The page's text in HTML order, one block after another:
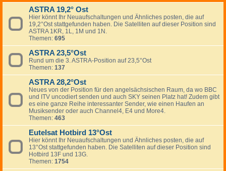
h
ASTRA 19,2° Ost
Hier könnt Ihr Neuaufschaltungen und Ähnliches posten, die auf
19,2°Ost stattgefunden haben. Die Satelliten auf dieser Position sind
ASTRA 1KR, 1L, 1M und 1N.
Themen: 695
ASTRA 23,5°Ost
Rund um die 3. ASTRA-Position auf 23,5°Ost
Themen: 137
ASTRA 28,2°Ost
Neues von der Position für den angelsächsischen Raum, da wo BBC
und ITV uncodiert senden und auch SKY seinen Platz hat! Zudem gibt
es eine ganze Reihe interessanter Sender, wie einen Haufen an
Musiksender oder auch Channel4, E4 und More4.
Themen: 463
Eutelsat Hotbird 13°Ost
Hier könnt Ihr Neuaufschaltungen und Ähnliches posten, die auf
13°Ost stattgefunden haben. Die Satelliten auf dieser Position sind
Hotbird 13F und 13G.
Themen: 1754